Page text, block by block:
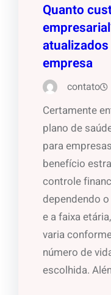
Quanto
empresa
contato
Certamente
plano de
para
benefício
controle
dependendo
e a faixa
varia
número de
escolhida.